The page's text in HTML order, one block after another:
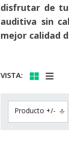
disfrutar de
auditiva sin
mejor calidad
VISTA:
Producto +/-